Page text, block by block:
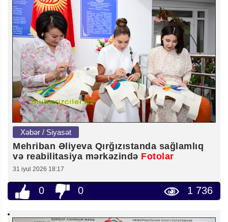
Xəbər / Siyasət
Mehriban Əliyeva Qırğızıstanda sağlamlıq
və reabilitasiya mərkəzində Fotolar
31 iyul 2026 18:17
0 0 1 736